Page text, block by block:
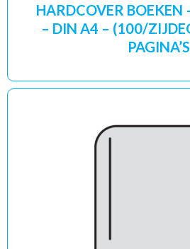
HARDCOVER
– DIN A4 – (100/
PAGINA’S